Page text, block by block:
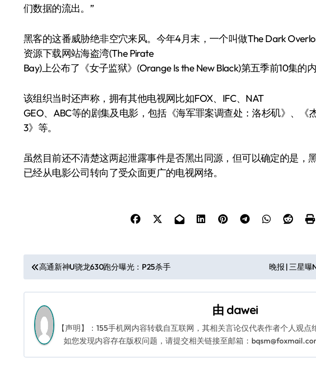
们数据的流出。”
黑客的这番威胁绝非空穴来风。今年4月末，一个叫做The Dark
资源下载网站海盗湾(The Pirate
Bay)上公布了《女子监狱》(Orange Is the New Black)第五季前10集的内
该组织当时还声称，拥有其他电视网比如FOX、IFC、NAT
GEO、ABC等的剧集及电影，包括《海军罪案调查处：洛杉矶》、《
3》等。
虽然目前还不清楚这两起泄露事件是否黑出同源，但可以确定的是，
已经从电影公司转向了受众面更广的电视网络。
文
章
导
航
高通新神U骁龙630跑分曝光：P25杀手 晚报 | 三星曝
由 dawei
【声明】：155手机网内容转载自互联网，其相关言论仅代表作者个人观点
如您发现内容存在版权问题，请提交相关链接至邮箱：